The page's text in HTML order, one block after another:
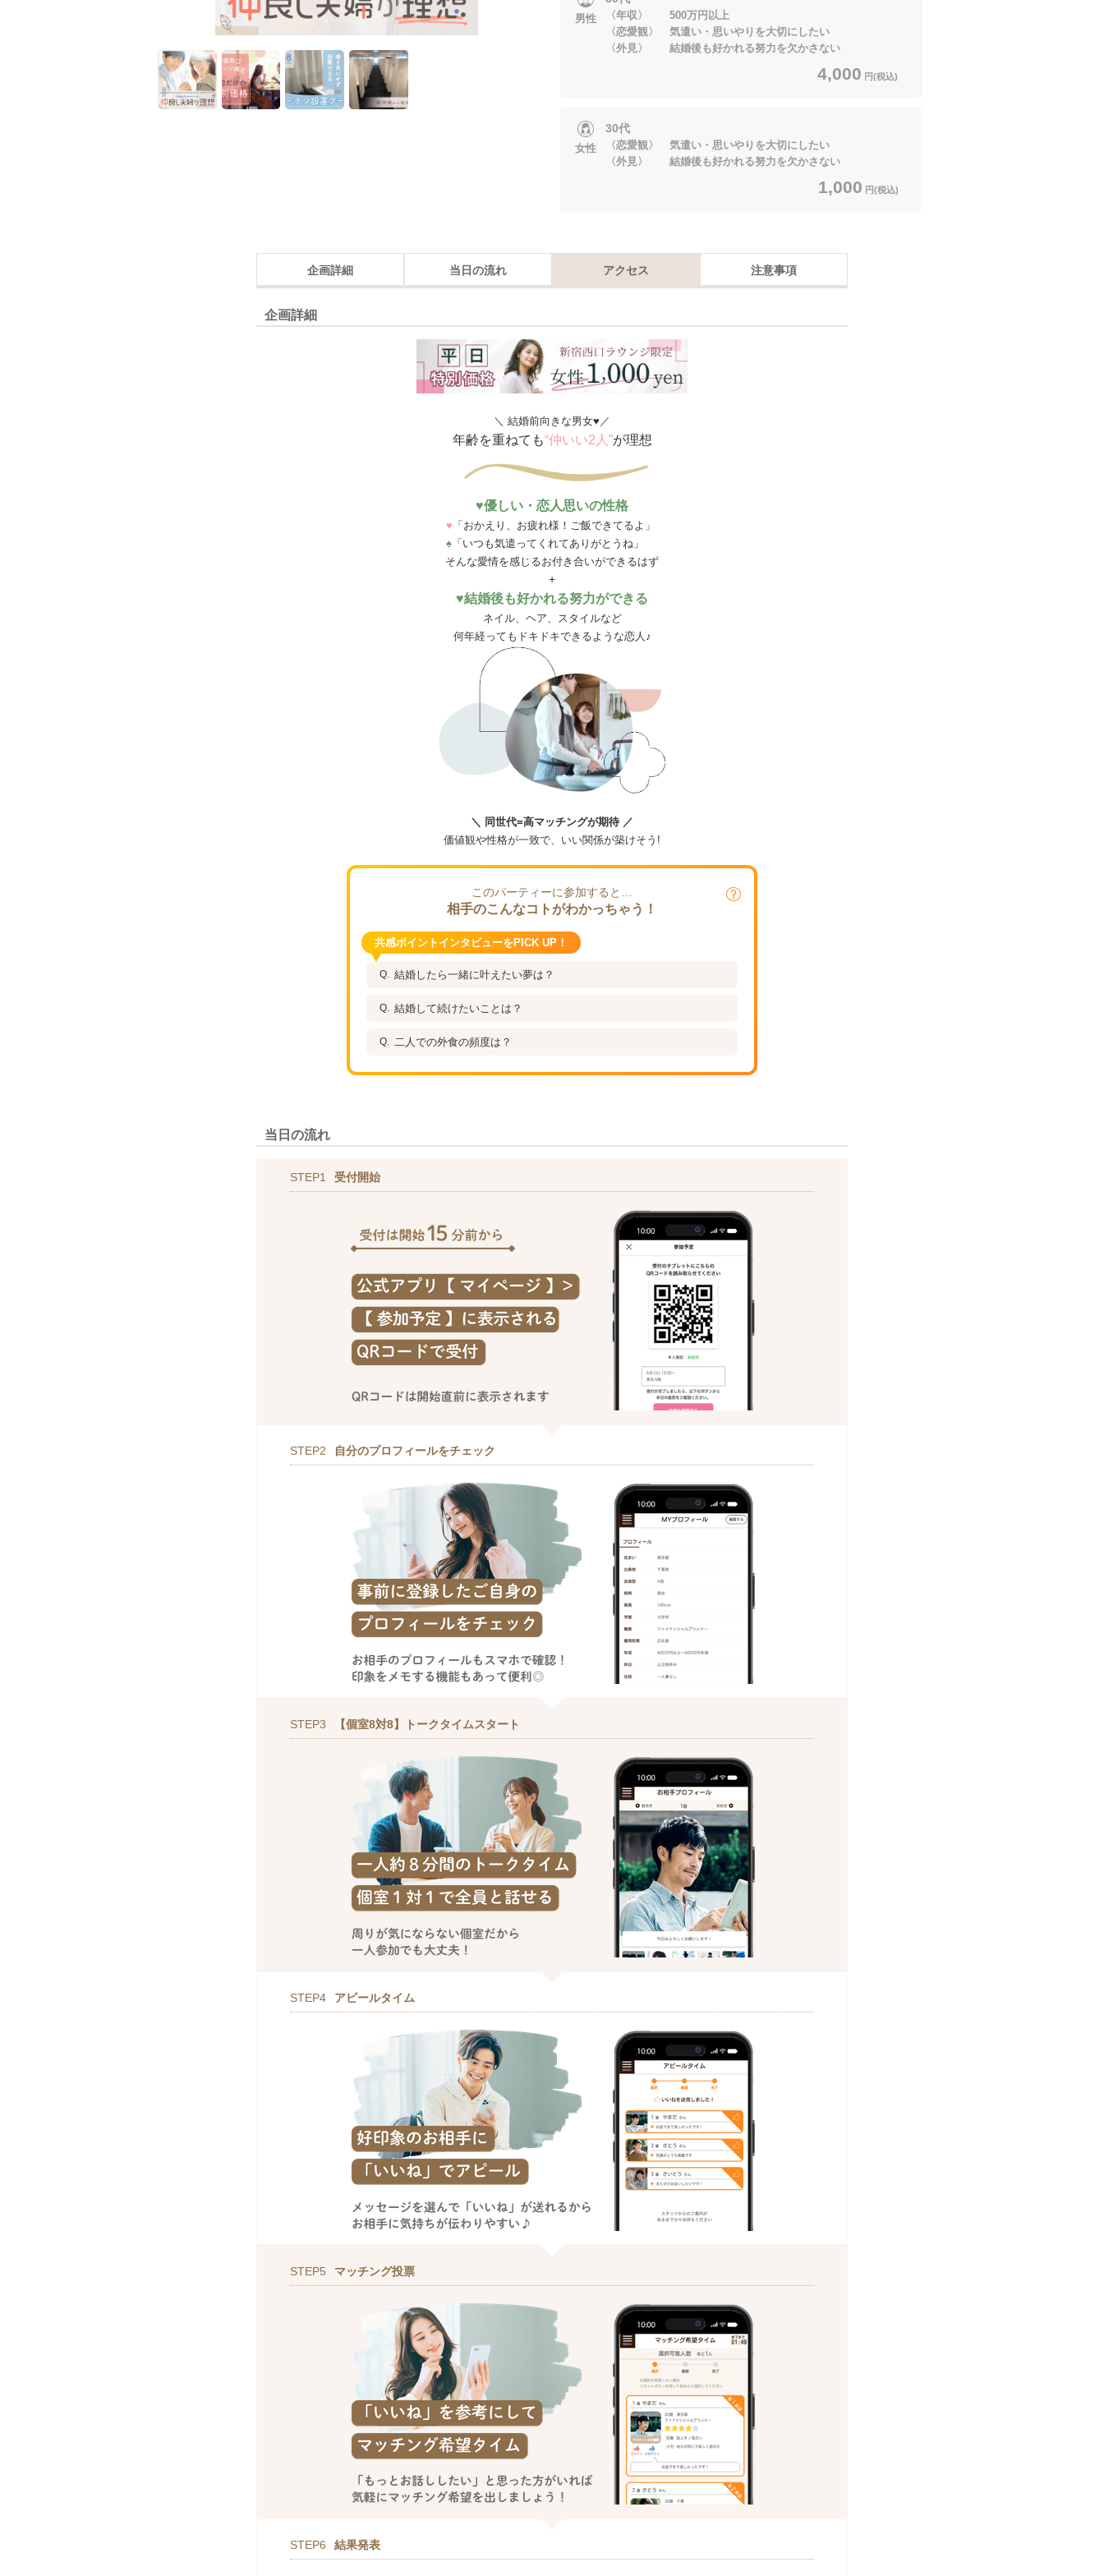
男性
〈年収〉 500万円以上
〈恋愛観〉 気遣い・思いやりを大切にしたい
〈外見〉 結婚後も好かれる努力を欠かさない
4,000 円(税込)
女性
30代
〈恋愛観〉 気遣い・思いやりを大切にしたい
〈外見〉 結婚後も好かれる努力を欠かさない
1,000 円(税込)
企画詳細 当日の流れ アクセス 注意事項
企画詳細
＼ 結婚前向きな男女♥／
年齢を重ねても“仲いい2人”が理想
♥優しい・恋人思いの性格
♥ 「おかえり、お疲れ様！ご飯できてるよ」
♠ 「いつも気遣ってくれてありがとうね」
そんな愛情を感じるお付き合いができるはず
+
♥結婚後も好かれる努力ができる
ネイル、ヘア、スタイルなど
何年経ってもドキドキできるような恋人♪
＼ 同世代=高マッチングが期待 ／
価値観や性格が一致で、いい関係が築けそう!
このパーティーに参加すると…
相手のこんなコトがわかっちゃう！
共感ポイントインタビューをPICK UP！
結婚したら一緒に叶えたい夢は？
結婚して続けたいことは？
二人での外食の頻度は？
当日の流れ
STEP1 受付開始
STEP2 自分のプロフィールをチェック
STEP3 【個室8対8】トークタイムスタート
STEP4 アピールタイム
STEP5 マッチング投票
STEP6 結果発表